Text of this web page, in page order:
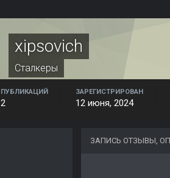
xipsovich
Сталкеры
ПУБЛИКАЦИЙ
2
ЗАРЕГИСТРИРОВАН
12 июня, 2024
ЗАПИСЬ ОТЗЫВЫ,